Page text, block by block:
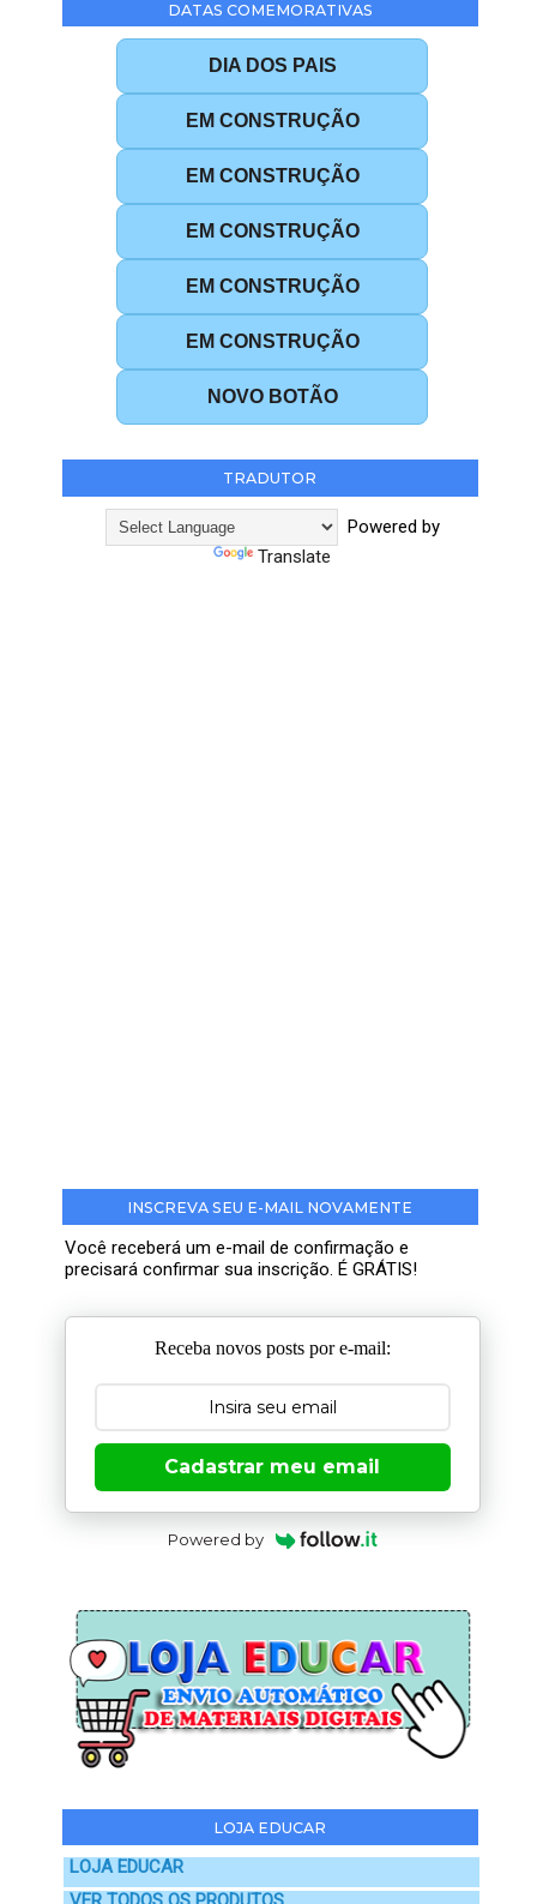
DATAS COMEMORATIVAS
DIA DOS PAIS
EM CONSTRUÇÃO
EM CONSTRUÇÃO
EM CONSTRUÇÃO
EM CONSTRUÇÃO
EM CONSTRUÇÃO
NOVO BOTÃO
TRADUTOR
Powered by
Translate
INSCREVA SEU E-MAIL NOVAMENTE
Você receberá um e-mail de confirmação e
precisará confirmar sua inscrição. É GRÁTIS!
Receba novos posts por e-mail:
Cadastrar meu email
Powered by
LOJA EDUCAR
LOJA EDUCAR